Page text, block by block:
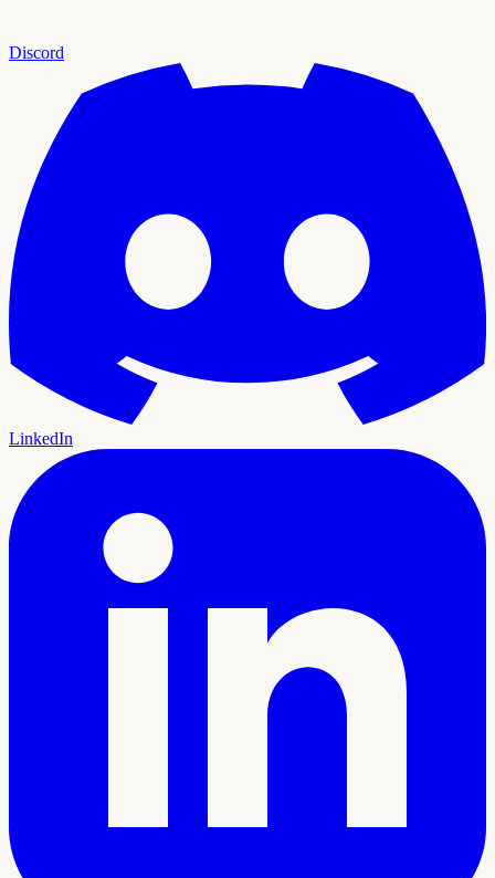
Discord
LinkedIn